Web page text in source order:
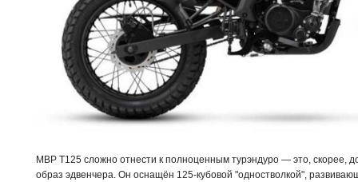
MBP T125 сложно отнести к полноценным турэндуро — это, скорее,
образ эдвенчера. Он оснащён 125-кубовой "одностволкой",